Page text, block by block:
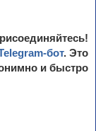
бот. Это
и быстро